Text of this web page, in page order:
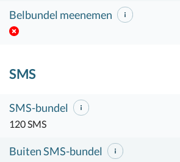
Belbundel meenemen
SMS
SMS-bundel
120 SMS
Buiten SMS-bundel